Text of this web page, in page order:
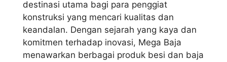
destinasi utama bagi para penggiat
konstruksi yang mencari kualitas dan
keandalan. Dengan sejarah yang kaya dan
komitmen terhadap inovasi, Mega Baja
menawarkan berbagai produk besi dan baja